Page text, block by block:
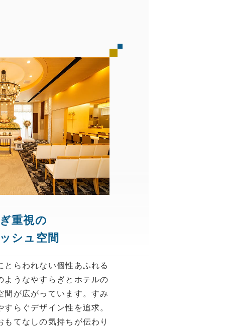
重視の
シュ空間
らわれない個性あふれる
ようなやすらぎとホテルの
間が広がっています。すみ
らぐデザイン性を追求。
てなしの気持ちが伝わり